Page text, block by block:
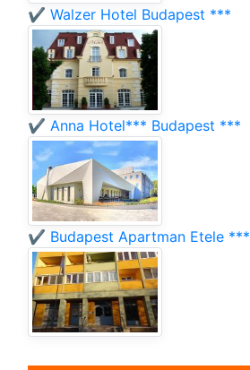
✔️ Walzer Hotel Budapest ***
✔️ Anna Hotel*** Budapest ***
✔️ Budapest Apartman Etele ***